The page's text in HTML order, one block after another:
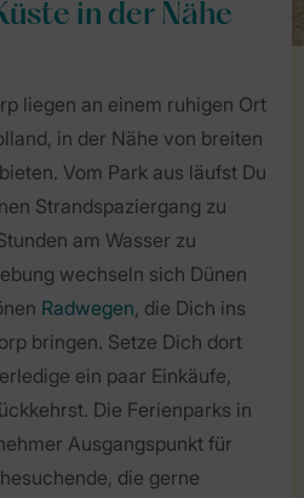
in der Nähe
liegen an einem ruhigen Ort
in der Nähe von breiten
Vom Park aus läufst Du
Strandspaziergang zu
am Wasser zu
wechseln sich Dünen
Radwegen, die Dich ins
bringen. Setze Dich dort
ein paar Einkäufe,
Die Ferienparks in
Ausgangspunkt für
die gerne